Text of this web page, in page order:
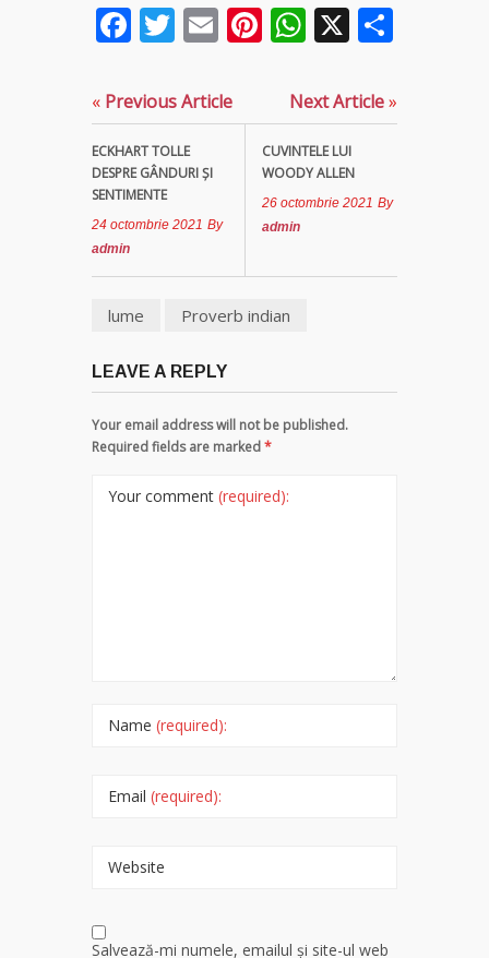
vindecătoare
de farmece și
Facebook
Twitter
EmailPinterest
WhatsApp
X
« Previous Article
ECKHART TOLLE
DESPRE GÂNDURI ŞI
SENTIMENTE
24 octombrie 2021 By
admin
Next Article»
CUVINTELE LUI
WOODY ALLEN
26 octombrie 2021 By
admin
lume Proverb indian
LEAVE A REPLY
Your email address will not be published.
Required fields are marked*
Your comment (required):
Name (required):
Email (required):
Website
Salvează-mi numele, emailul și site-ul web